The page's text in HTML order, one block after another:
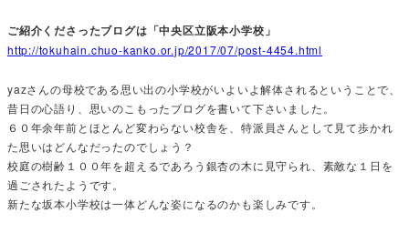
ご紹介くださったブログは「中央区立阪本小学校」
http://tokuhain.chuo-kanko.or.jp/2017/07/post-4454.html
yazさんの母校である思い出の小学校がいよいよ解体されるということで、
昔日の心語り、思いのこもったブログを書いて下さいました。
６０年余年前とほとんど変わらない校舎を、特派員さんとして見て歩かれ
た思いはどんなだったのでしょう？
校庭の樹齢１００年を超えるであろう銀杏の木に見守られ、素敵な１日を
過ごされたようです。
新たな坂本小学校は一体どんな姿になるのかも楽しみです。